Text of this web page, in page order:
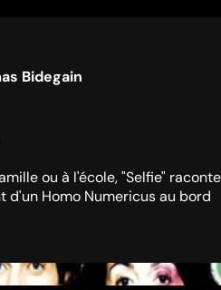
Bidegain
ou à l'école, "Selfie" raconte
Homo Numericus au bord